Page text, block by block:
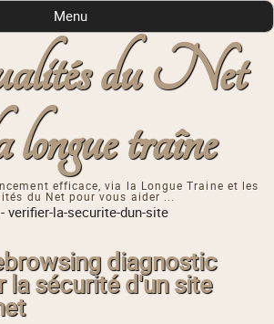
du Net
longue traîne
efficace, via la Longue Traine et les
du Net pour vous aider ...
Menu
-verifier-la-securite-dun-site
diagnostic
la sécurité d'un site